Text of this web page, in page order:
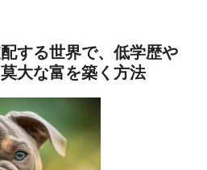
する世界で、低学歴や
大な富を築く方法